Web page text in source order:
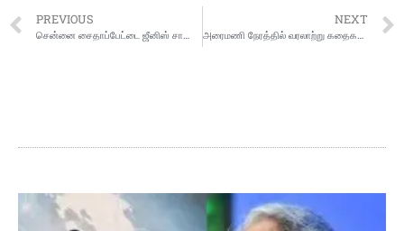
PREVIOUS
சென்னை சைதாப்பேட்டை ஜீனிஸ் சாலை முழுமையாக ஆக்கிரமிப்பு: நடவடிக்கை எடுக்க மக்கள் கோரிக்கை
NEXT
அரைமணி நேரத்தில் வரலாற்று கதைகளை கூறி இந்தியாவின் உலக சாதனை புத்தகத்தில் இடம் பிடித்த 4ம் வகுப்பு மாணவன்